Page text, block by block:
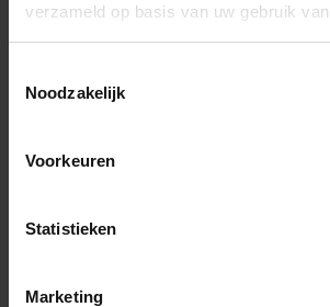
verzameld op basis van uw gebruik
Noodzakelijk
Voorkeuren
Statistieken
Marketing